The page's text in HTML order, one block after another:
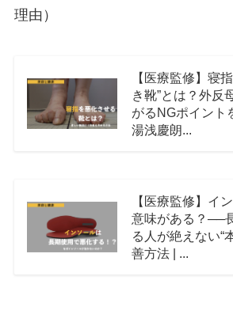
理由）
【医療監修】寝
き靴”とは？外反
がるNGポイント
湯浅慶朗...
【医療監修】イ
意味がある？──
る人が絶えない“
善方法 | ...